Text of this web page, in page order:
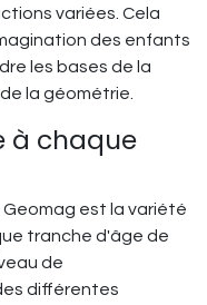
variées. Cela
des enfants
les bases de la
la géométrie.
à chaque
est la variété
tranche d'âge de
de
différentes